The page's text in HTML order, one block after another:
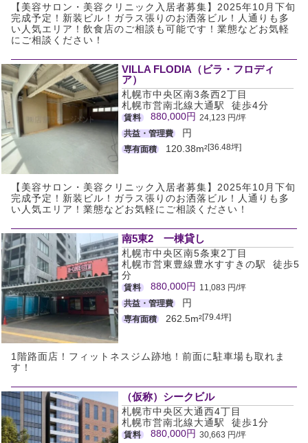
【美容サロン・美容クリニック入居者募集】2025年10月下旬
完成予定！新装ビル！ガラス張りのお洒落ビル！人通りも多
い人気エリア！飲食店のご相談も可能です！業態などお気軽
にご相談ください！
VILLA FLODIA（ビラ・フロディ
ア）
札幌市中央区南3条西2丁目
札幌市営南北線大通駅 徒歩4分
賃料 880,000円 24,123 円/坪
共益・管理費
円
専有面積 120.38m²[36.48坪]
【美容サロン・美容クリニック入居者募集】2025年10月下旬
完成予定！新装ビル！ガラス張りのお洒落ビル！人通りも多
い人気エリア！業態などお気軽にご相談ください！
南5東2 一棟貸し
札幌市中央区南5条東2丁目
札幌市営東豊線豊水すすきの駅 徒歩5
分
賃料 880,000円 11,083 円/坪
共益・管理費
円
専有面積 262.5m²[79.4坪]
1階路面店！フィットネスジム跡地！前面に駐車場も取れま
す！
（仮称）シークビル
札幌市中央区大通西4丁目
札幌市営南北線大通駅 徒歩1分
賃料 880,000円 30,663 円/坪